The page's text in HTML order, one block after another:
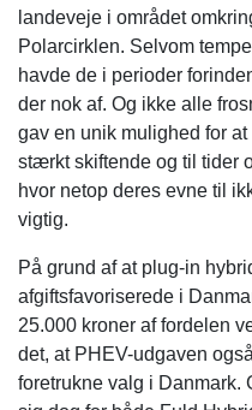
landeveje i området
Polarcirklen. Selvom
havde de i perioder
der nok af. Og ikke alle
gav en unik mulighed for
stærkt skiftende og til tider
hvor netop deres evne til
vigtig.
På grund af at plug-in
afgiftsfavoriserede i
25.000 kroner af fordelen
det, at PHEV-udgaven
foretrukne valg i